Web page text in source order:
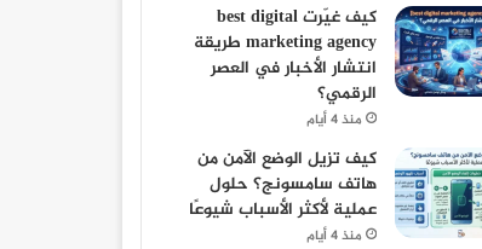
كيف غيّرت best digital
marketing agency طريقة
انتشار الأخبار في العصر
الرقمي؟
منذ 4 أيام
كيف تزيل الوضع الآمن من
هاتف سامسونج؟ حلول
عملية لأكثر الأسباب شيوعًا
منذ 4 أيام